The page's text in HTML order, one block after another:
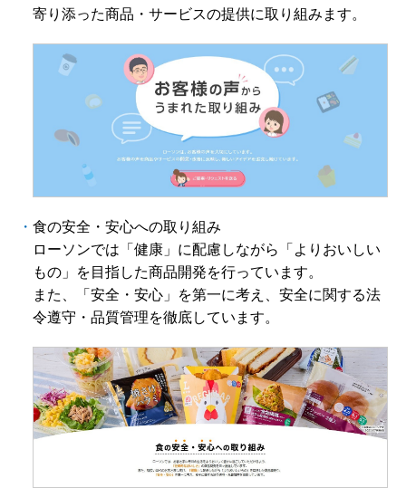
寄り添った商品・サービスの提供に取り組みます。
・ 食の安全・安心への取り組み
ローソンでは「健康」に配慮しながら「よりおいしい
もの」を目指した商品開発を行っています。
また、「安全・安心」を第一に考え、安全に関する法
令遵守・品質管理を徹底しています。